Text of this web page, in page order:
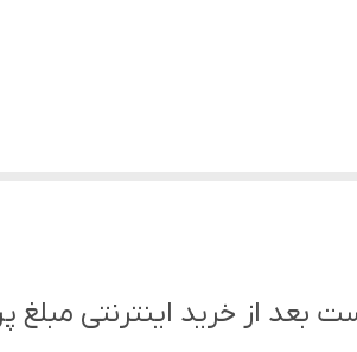
بعد از خرید اینترنتی مبلغ